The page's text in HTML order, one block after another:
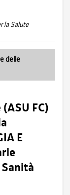
la Salute
delle
FC)
E